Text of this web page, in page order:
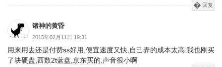
回复
诸神的黄昏
2015年02月11日 19:31
用来用去还是付费ss好用,便宜速度又快,自己弄的成本太高.我也刚买
了块硬盘,西数2t蓝盘,京东买的,声音很小啊